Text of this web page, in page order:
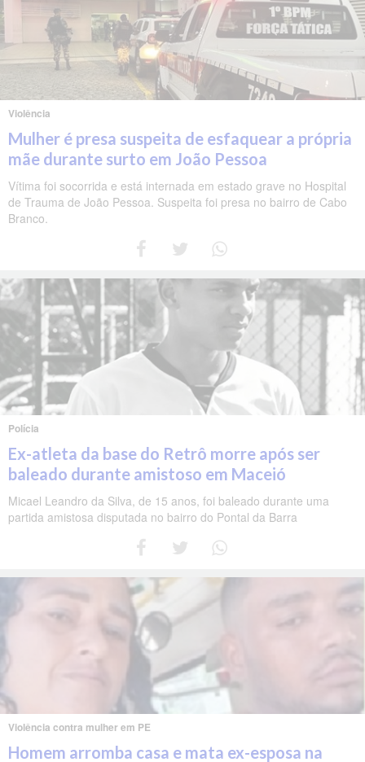
Violência
Mulher é presa suspeita de esfaquear a própria
mãe durante surto em João Pessoa
Vítima foi socorrida e está internada em estado grave no Hospital
de Trauma de João Pessoa. Suspeita foi presa no bairro de Cabo
Branco.
Polícia
Ex-atleta da base do Retrô morre após ser
baleado durante amistoso em Maceió
Micael Leandro da Silva, de 15 anos, foi baleado durante uma
partida amistosa disputada no bairro do Pontal da Barra
Violência contra mulher em PE
Homem arromba casa e mata ex-esposa na